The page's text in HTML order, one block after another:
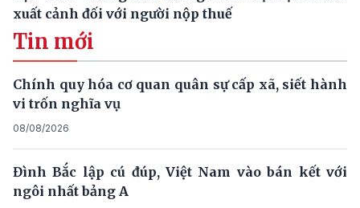
xuất cảnh đối với người nộp thuế
Tin mới
Chính quy hóa cơ quan quân sự cấp xã, siết hành
vi trốn nghĩa vụ
08/08/2026
Đình Bắc lập cú đúp, Việt Nam vào bán kết với
ngôi nhất bảng A